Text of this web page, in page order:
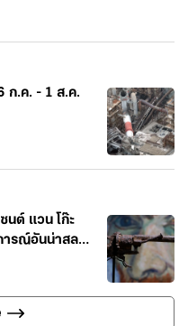
ก.ค. - 1 ส.ค.
นต์ แวน โก๊ะ
ารณ์อันน่าสลด